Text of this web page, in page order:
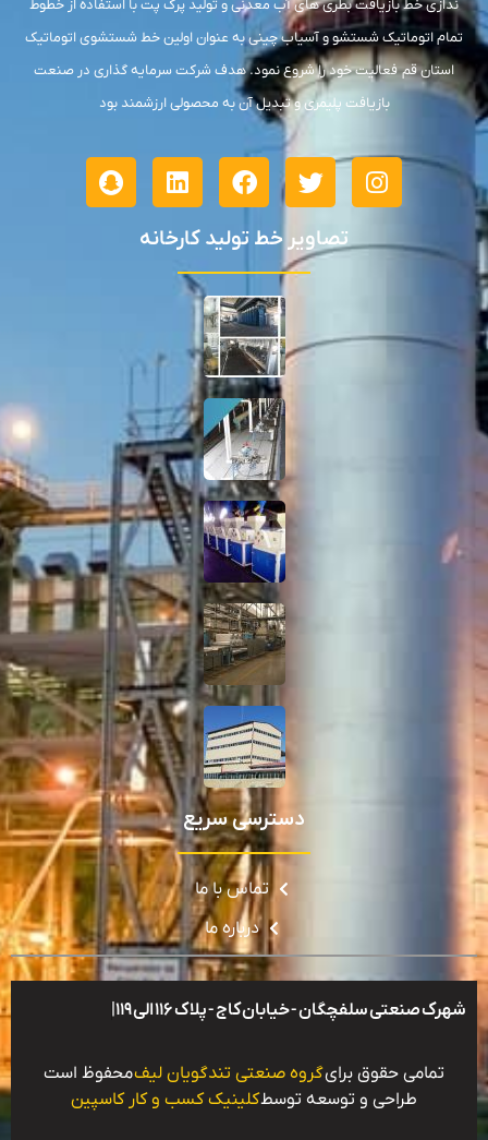
ندازی خط بازیافت بطری های آب معدنی و تولید پرک پت با استفاده از خطوط
تمام اتوماتیک شستشو و آسیاب چینی به عنوان اولین خط شستشوی اتوماتیک
استان قم فعالیت خود را شروع نمود. هدف شرکت سرمایه گذاری در صنعت
بازیافت پلیمری و تبدیل آن به محصولی ارزشمند بود
تصاویر خط تولید کارخانه
دسترسی سریع
تماس با ما
درباره ما
شهرک صنعتی سلفچگان - خیابان کاج - پلاک ۱۱۶ الی ۱۱۹|
تمامی حقوق برایگروه صنعتی تندگویان لیفمحفوظ است
طراحی و توسعه توسطکلینیک کسب و کار کاسپین